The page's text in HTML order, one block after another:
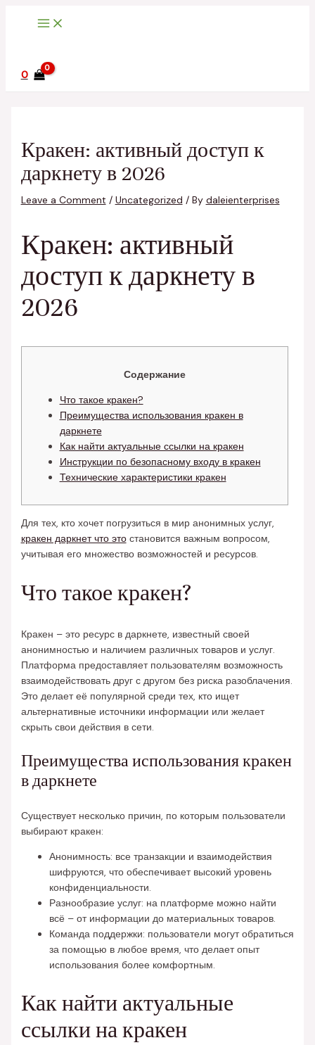
0
Кракен: активный доступ к
даркнету в 2026
Leave a Comment / Uncategorized / By daleienterprises
Кракен: активный
доступ к даркнету в
2026
Содержание
Что такое кракен?
Преимущества использования кракен в
даркнете
Как найти актуальные ссылки на кракен
Инструкции по безопасному входу в кракен
Технические характеристики кракен
Для тех, кто хочет погрузиться в мир анонимных услуг,
кракен даркнет что этостановится важным вопросом,
учитывая его множество возможностей и ресурсов.
Что такое кракен?
Кракен – это ресурс в даркнете, известный своей
анонимностью и наличием различных товаров и услуг.
Платформа предоставляет пользователям возможность
взаимодействовать друг с другом без риска разоблачения.
Это делает её популярной среди тех, кто ищет
альтернативные источники информации или желает
скрыть свои действия в сети.
Преимущества использования кракен
в даркнете
Существует несколько причин, по которым пользователи
выбирают кракен:
Анонимность: все транзакции и взаимодействия
шифруются, что обеспечивает высокий уровень
конфиденциальности.
Разнообразие услуг: на платформе можно найти
всё – от информации до материальных товаров.
Команда поддержки: пользователи могут обратиться
за помощью в любое время, что делает опыт
использования более комфортным.
Как найти актуальные
ссылки на кракен
navigation
here..